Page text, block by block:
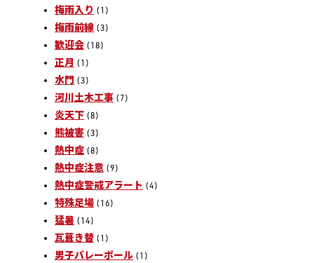
梅雨入り (1)
梅雨前線 (3)
歓迎会 (18)
正月 (1)
水門 (3)
河川土木工事 (7)
炎天下 (8)
熊被害 (3)
熱中症 (8)
熱中症注意 (9)
熱中症警戒アラート (4)
特殊足場 (16)
猛暑 (14)
瓦葺き替 (1)
男子バレーボール (1)